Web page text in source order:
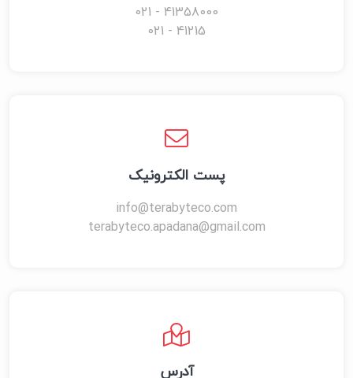
41358000 - 021
41215 - 021
پست الکترونیک
info@terabyteco.com
terabyteco.apadana@gmail.com
آدرس